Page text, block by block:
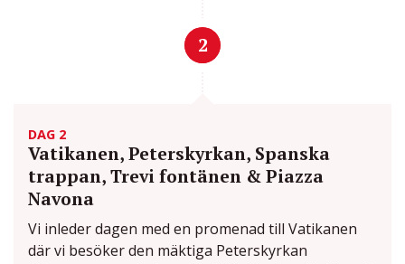
2
DAG 2
Vatikanen, Peterskyrkan, Spanska
trappan, Trevi fontänen & Piazza
Navona
Vi inleder dagen med en promenad till Vatikanen
där vi besöker den mäktiga Peterskyrkan